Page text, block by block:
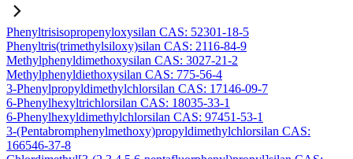
Phenyltrisisopropenyloxysilan CAS: 52301-18-5
Phenyltris(trimethylsiloxy)silan CAS: 2116-84-9
Methylphenyldimethoxysilan CAS: 3027-21-2
Methylphenyldiethoxysilan CAS: 775-56-4
3-Phenylpropyldimethylchlorsilan CAS: 17146-09-7
6-Phenylhexyltrichlorsilan CAS: 18035-33-1
6-Phenylhexyldimethylchlorsilan CAS: 97451-53-1
3-(Pentabromphenylmethoxy)propyldimethylchlorsilan CAS:
166546-37-8